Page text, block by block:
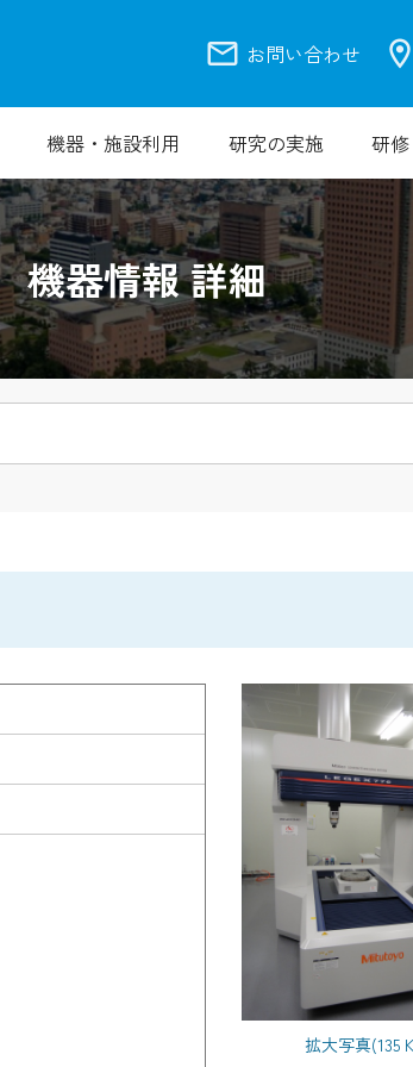
mail お問い合わせ
機器・施設利用 研究の実施 研
機器情報 詳細
拡大写真(135